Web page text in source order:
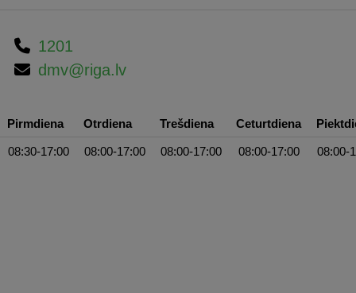
1201
dmv@riga.lv
Pirmdiena Otrdiena Trešdiena Ceturtdiena
08:30-17:00 08:00-17:00 08:00-17:00 08:00-17:00 08:00-